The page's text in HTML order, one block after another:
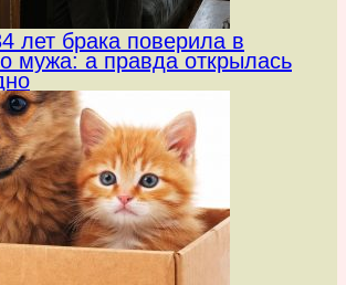
лет брака поверила в
мужа: а правда открылась